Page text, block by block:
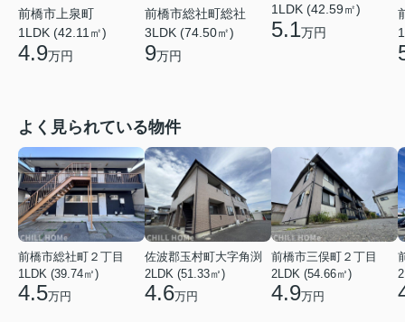
前橋市上泉町
1LDK (42.11㎡)
4.9万円
前橋市総社町総社
3LDK (74.50㎡)
9万円
1LDK (42.59㎡)
5.1万円
よく見られている物件
前橋市総社町２丁目
1LDK (39.74㎡)
4.5万円
佐波郡玉村町大字角渕
2LDK (51.33㎡)
4.6万円
前橋市三俣町２丁目
2LDK (54.66㎡)
4.9万円